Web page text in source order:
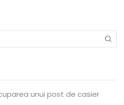
unui post de casier